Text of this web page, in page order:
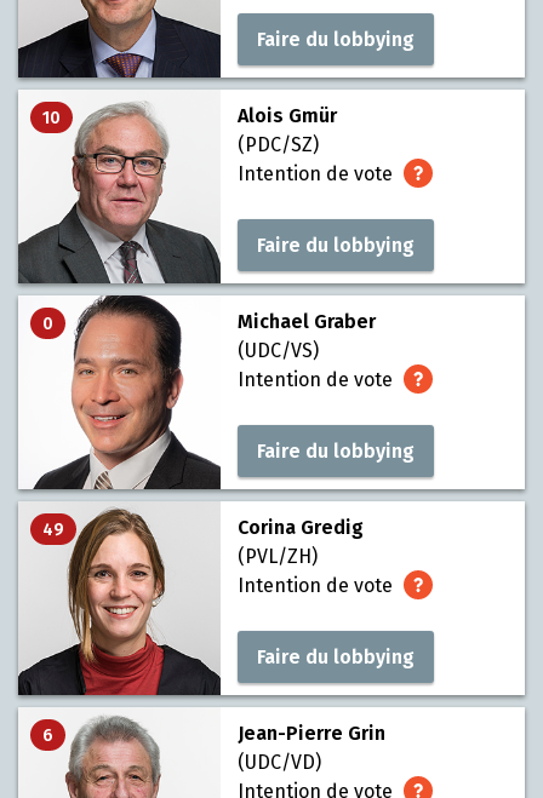
Faire du lobbying
10
Alois Gmür
(PDC/SZ)
Intention de vote
Faire du lobbying
0
Michael Graber
(UDC/VS)
Intention de vote
Faire du lobbying
49
Corina Gredig
(PVL/ZH)
Intention de vote
Faire du lobbying
6
Jean-Pierre Grin
(UDC/VD)
Intention de vote